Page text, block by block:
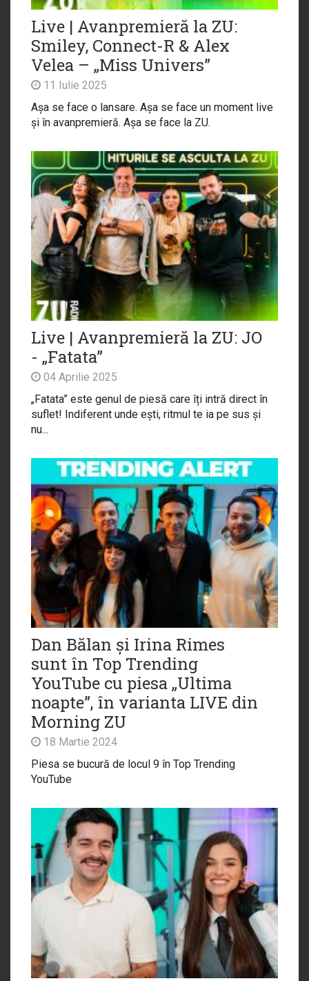
Live | Avanpremieră la ZU:
Smiley, Connect-R & Alex
Velea – „Miss Univers”
11 Iulie 2025
Așa se face o lansare. Așa se face un moment live
și în avanpremieră. Așa se face la ZU.
Live | Avanpremieră la ZU: JO
- „Fatata”
04 Aprilie 2025
„Fatata” este genul de piesă care îți intră direct în
suflet! Indiferent unde ești, ritmul te ia pe sus și
nu...
Dan Bălan și Irina Rimes
sunt în Top Trending
YouTube cu piesa „Ultima
noapte”, în varianta LIVE din
Morning ZU
18 Martie 2024
Piesa se bucură de locul 9 în Top Trending
YouTube